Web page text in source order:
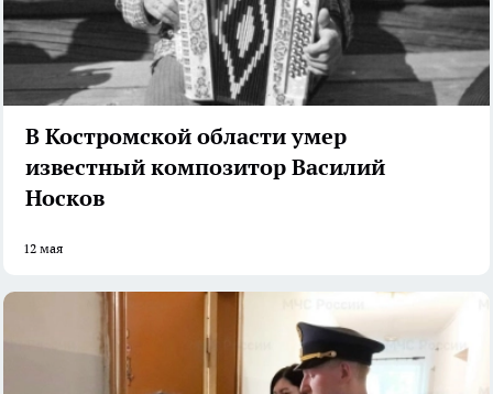
В Костромской области умер
известный композитор Василий
Носков
12 мая